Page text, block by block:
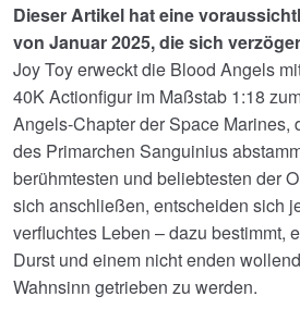
war:
€92.20
ist:
€79.85.
Dieser Artikel hat eine
von Januar 2025, die sich
Joy Toy erweckt die Blood Angels
40K Actionfigur im Maßstab 1:18
Angels-Chapter der Space Marines,
des Primarchen Sanguinius
berühmtesten und beliebtesten der
sich anschließen, entscheiden sich
verfluchtes Leben – dazu bestimmt,
Durst und einem nicht enden
Wahnsinn getrieben zu werden.